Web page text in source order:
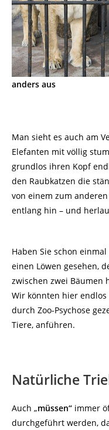
anders aus
Man sieht es auch am
Elefanten mit völlig
grundlos ihren Kopf
den Raubkatzen die
von einem zum
entlang hin – und
Haben Sie schon
einen Löwen gesehen,
zwischen zwei Bäumen
Wir könnten hier
durch Zoo-Psychose
Tiere, anführen.
Natürliche
Auch „müssen“ immer
durchgeführt werden,